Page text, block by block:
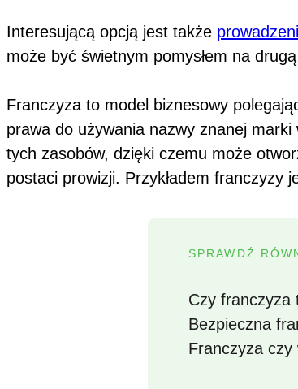
Interesującą opcją jest także
może być świetnym pomysłem na
Franczyza to model biznesowy
prawa do używania nazwy znanej
tych zasobów, dzięki czemu może
postaci prowizji. Przykładem franczyzy
SPRAWDŹ
Czy franczyza
Bezpieczna
Franczyza czy